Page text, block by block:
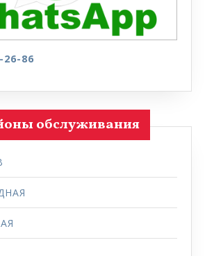
26-86
обслуживания